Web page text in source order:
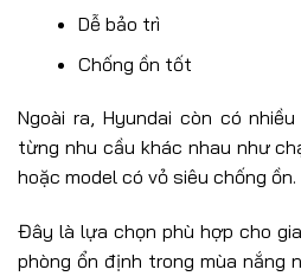
Dễ bảo trì
Chống ồn tốt
Ngoài ra, Hyundai còn có
từng nhu cầu khác nhau như
hoặc model có vỏ siêu chống ồn.
Đây là lựa chọn phù hợp cho
phòng ổn định trong mùa nắng